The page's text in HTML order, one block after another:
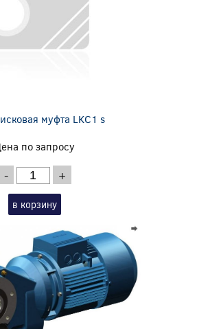
муфта LKC1 s
по запросу
- +
в корзину